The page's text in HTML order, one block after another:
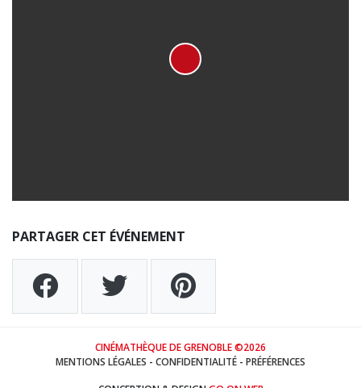
PARTAGER CET ÉVÉNEMENT
CINÉMATHÈQUE DE GRENOBLE ©2026
MENTIONS LÉGALES - CONFIDENTIALITÉ - PRÉFÉRENCES